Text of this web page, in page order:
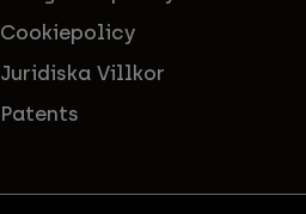
Cookiepolicy
Juridiska Villkor
Patents